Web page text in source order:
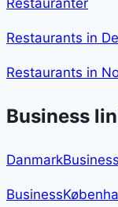
Restauranter
Restaurants in
Restaurants in
Business
DanmarkBusiness